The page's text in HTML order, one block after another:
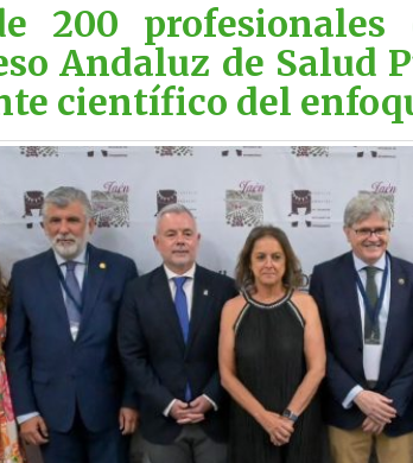
200
Andaluz de Salud
científico del